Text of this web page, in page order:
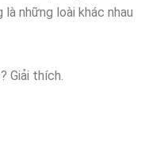
những loài khác nhau
Giải thích.